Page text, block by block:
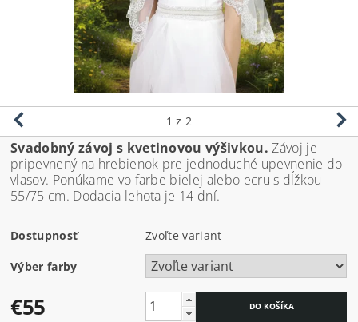
1 z 2
Svadobný závoj s kvetinovou výšivkou. Závoj je
pripevnený na hrebienok pre jednoduché upevnenie do
vlasov. Ponúkame vo farbe bielej alebo ecru s dĺžkou
55/75 cm. Dodacia lehota je 14 dní.
Dostupnosť Zvoľte variant
Výber farby
€55